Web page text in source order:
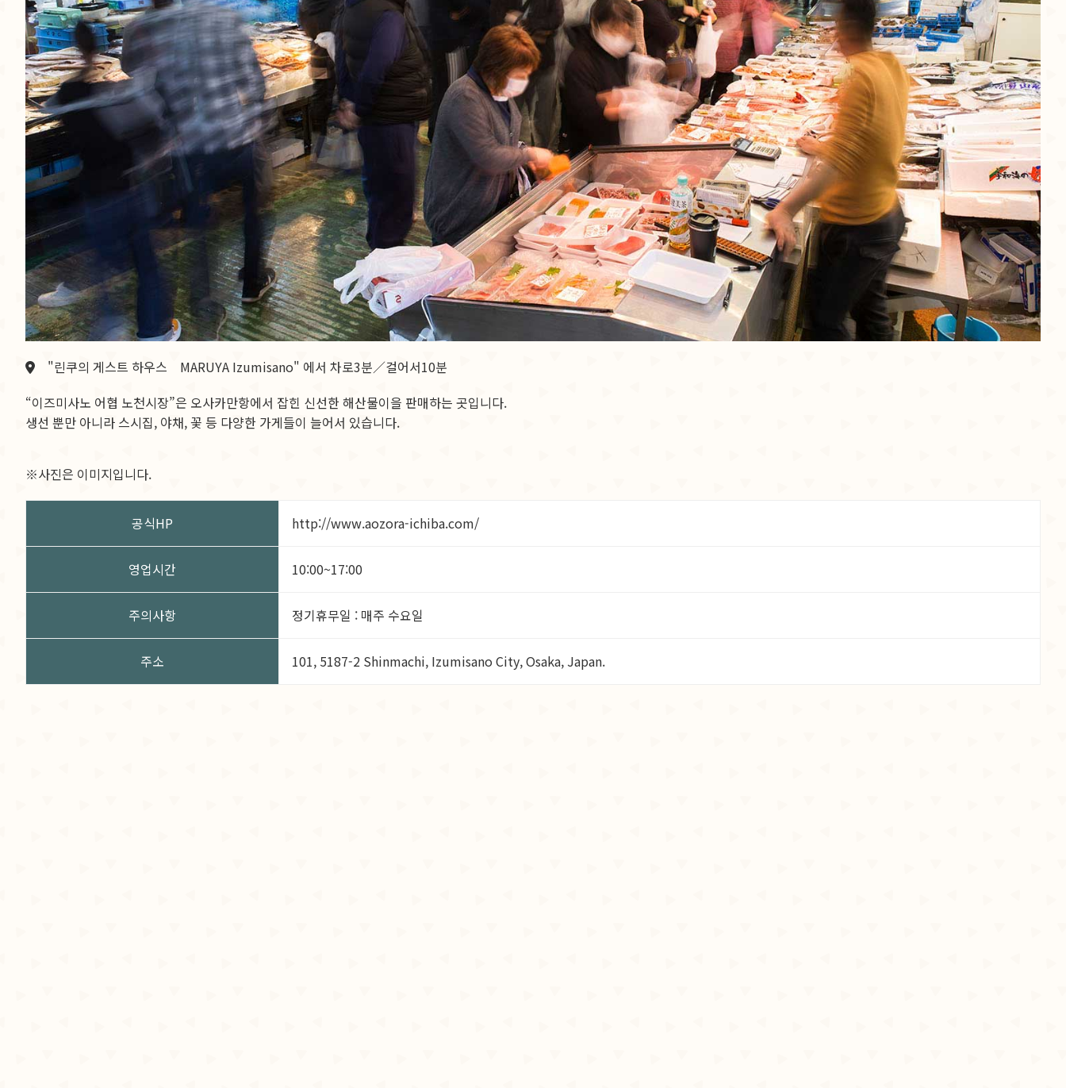
"린쿠의 게스트 하우스 MARUYA Izumisano" 에서 차로3분／걸어서10분
“이즈미사노 어협 노천시장”은 오사카만항에서 잡힌 신선한 해산물이을 판매하는 곳입니다.
생선 뿐만 아니라 스시집, 야채, 꽃 등 다양한 가게들이 늘어서 있습니다.
※사진은 이미지입니다.
공식HP http://www.aozora-ichiba.com/
영업시간 10:00~17:00
주의사항 정기휴무일 : 매주 수요일
주소 101, 5187-2 Shinmachi, Izumisano City, Osaka, Japan.